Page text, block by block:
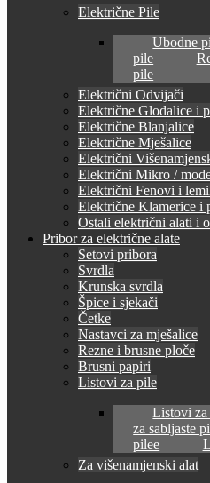
Električne Pile
Ubodne
pile
pile
Električni Odvijači
Električne Glodalice i
Električne Blanjalice
Električne Mješalice
Električni
Električni Mikro /
Električni Fenovi i
Električne Klamerice i
Ostali električni alati i
Pribor za električne alate
Setovi pribora
Svrdla
Krunska svrdla
Špice i sjekači
Četke
Nastavci za mješalice
Rezne i brusne ploče
Brusni papiri
Listovi za pile
Listovi
za sabljaste
pilee
Za višenamjenski alat